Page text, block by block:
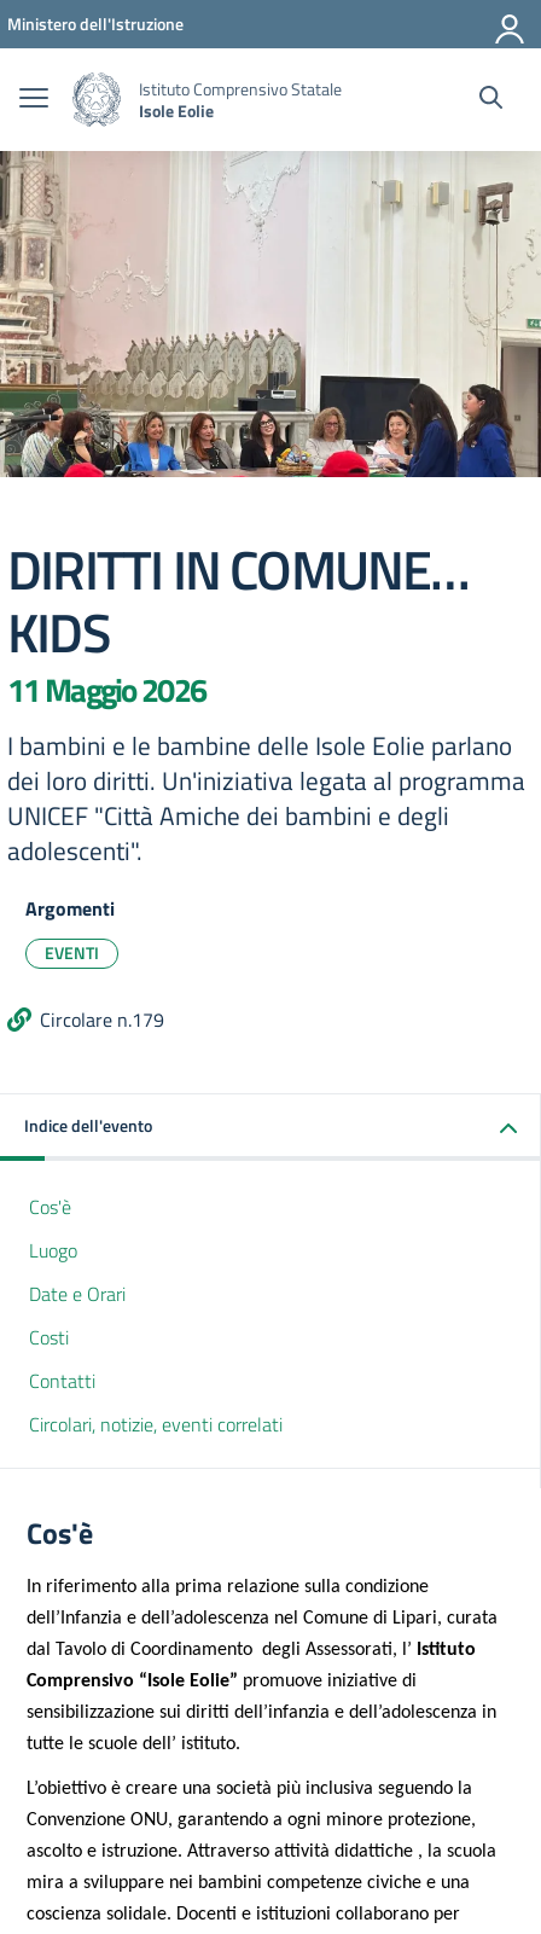
Vai ai contenuti
Vai al menu di navigazione
Vai al footer
Ministero dell'Istruzione
Istituto Comprensivo Statale
Isole Eolie
DIRITTI IN COMUNE…
KIDS
11 Maggio 2026
I bambini e le bambine delle Isole Eolie parlano
dei loro diritti. Un'iniziativa legata al programma
UNICEF "Città Amiche dei bambini e degli
adolescenti".
Argomenti
EVENTI
Circolare n.179
Indice dell'evento
Cos'è
Luogo
Date e Orari
Costi
Contatti
Circolari, notizie, eventi correlati
Cos'è
In riferimento alla prima relazione sulla condizione
dell’Infanzia e dell’adolescenza nel Comune di Lipari, curata
dal Tavolo di Coordinamento degli Assessorati, l’ Istituto
Comprensivo “Isole Eolie” promuove iniziative di
sensibilizzazione sui diritti dell’infanzia e dell’adolescenza in
tutte le scuole dell’ istituto.
L’obiettivo è creare una società più inclusiva seguendo la
Convenzione ONU, garantendo a ogni minore protezione,
ascolto e istruzione. Attraverso attività didattiche , la scuola
mira a sviluppare nei bambini competenze civiche e una
coscienza solidale. Docenti e istituzioni collaborano per